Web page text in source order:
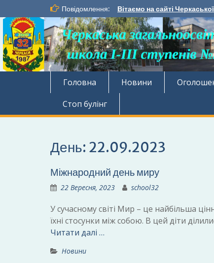
до
вмісту
Повідомлення: Вітаємо на сайті
Головна Новини
Стоп булінг
День: 22.09.2023
Міжнародний день миру
22 Вересня, 2023 school32
У сучасному світі Мир – це найбільша
їхні стосунки між собою. В цей діти
Читати далі …
Новини